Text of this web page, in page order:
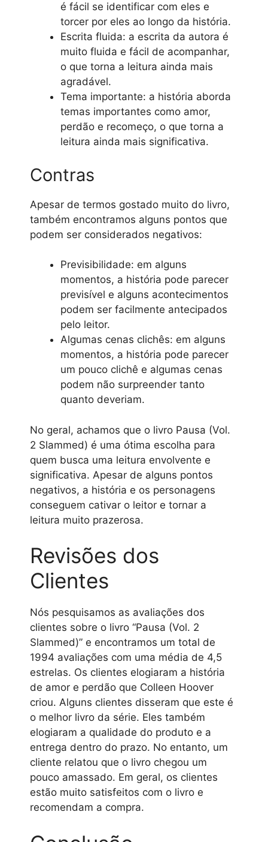
é fácil se identificar com eles e
torcer por eles ao longo da história.
Escrita fluida: a escrita da autora é
muito fluida e fácil de acompanhar,
o que torna a leitura ainda mais
agradável.
Tema importante: a história aborda
temas importantes como amor,
perdão e recomeço, o que torna a
leitura ainda mais significativa.
Contras
Apesar de termos gostado muito do livro,
também encontramos alguns pontos que
podem ser considerados negativos:
Previsibilidade: em alguns
momentos, a história pode parecer
previsível e alguns acontecimentos
podem ser facilmente antecipados
pelo leitor.
Algumas cenas clichês: em alguns
momentos, a história pode parecer
um pouco clichê e algumas cenas
podem não surpreender tanto
quanto deveriam.
No geral, achamos que o livro Pausa (Vol.
2 Slammed) é uma ótima escolha para
quem busca uma leitura envolvente e
significativa. Apesar de alguns pontos
negativos, a história e os personagens
conseguem cativar o leitor e tornar a
leitura muito prazerosa.
Revisões dos
Clientes
Nós pesquisamos as avaliações dos
clientes sobre o livro “Pausa (Vol. 2
Slammed)” e encontramos um total de
1994 avaliações com uma média de 4,5
estrelas. Os clientes elogiaram a história
de amor e perdão que Colleen Hoover
criou. Alguns clientes disseram que este é
o melhor livro da série. Eles também
elogiaram a qualidade do produto e a
entrega dentro do prazo. No entanto, um
cliente relatou que o livro chegou um
pouco amassado. Em geral, os clientes
estão muito satisfeitos com o livro e
recomendam a compra.